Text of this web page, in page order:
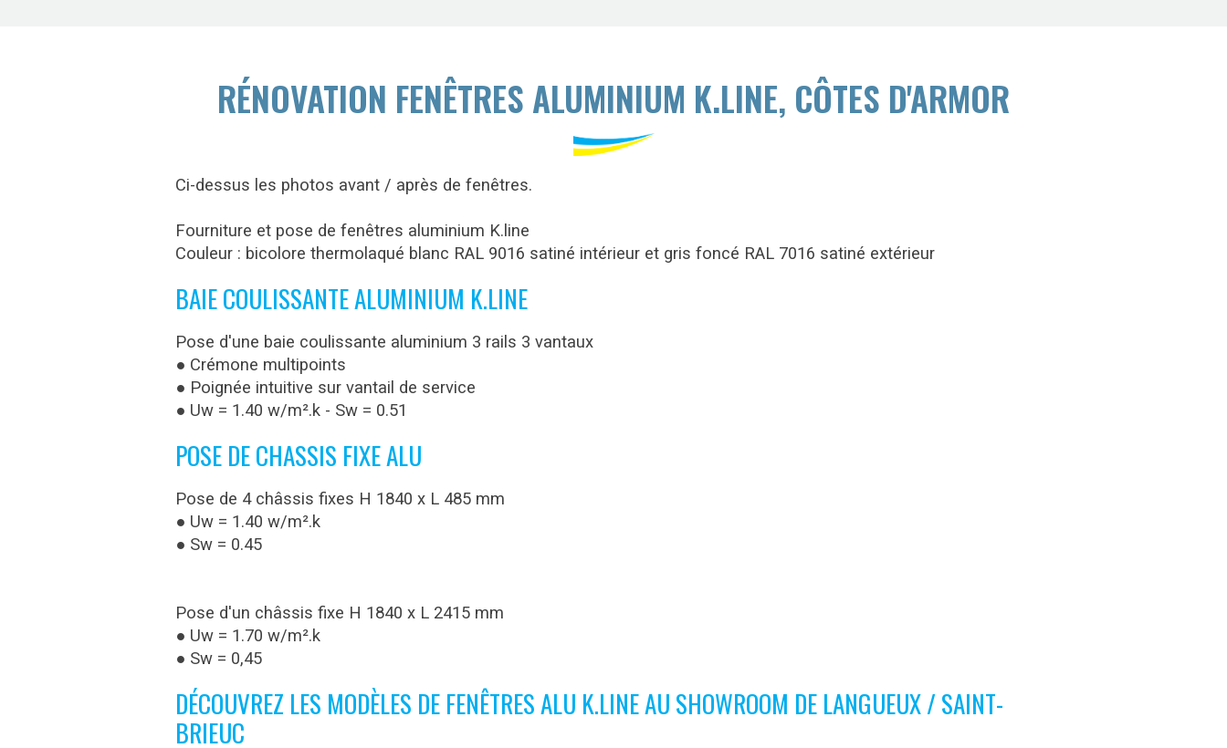
RÉNOVATION FENÊTRES ALUMINIUM K.LINE, CÔTES D'ARMOR
Ci-dessus les photos avant / après de fenêtres.
Fourniture et pose de fenêtres aluminium K.line
Couleur : bicolore thermolaqué blanc RAL 9016 satiné intérieur et gris foncé RAL 7016 satiné extérieur
BAIE COULISSANTE ALUMINIUM K.LINE
Pose d'une baie coulissante aluminium 3 rails 3 vantaux
● Crémone multipoints
● Poignée intuitive sur vantail de service
● Uw = 1.40 w/m².k - Sw = 0.51
POSE DE CHASSIS FIXE ALU
Pose de 4 châssis fixes H 1840 x L 485 mm
● Uw = 1.40 w/m².k
● Sw = 0.45
Pose d'un châssis fixe H 1840 x L 2415 mm
● Uw = 1.70 w/m².k
● Sw = 0,45
DÉCOUVREZ LES MODÈLES DE FENÊTRES ALU K.LINE AU SHOWROOM DE LANGUEUX / SAINT-
BRIEUC